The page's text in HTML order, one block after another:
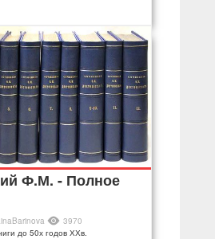
Ф.М. - Полное
3970
до 50х годов ХХв.